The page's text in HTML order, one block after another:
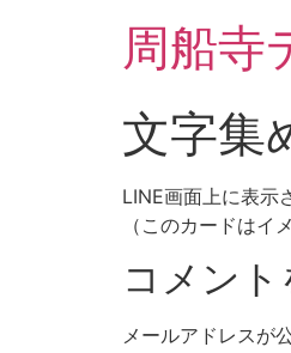
周船寺
文字集
LINE画面上に表示
（このカードはイ
コメント
メールアドレスが